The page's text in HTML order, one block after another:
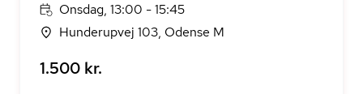
Onsdag, 13:00 - 15:45
Hunderupvej 103, Odense M
1.500 kr.